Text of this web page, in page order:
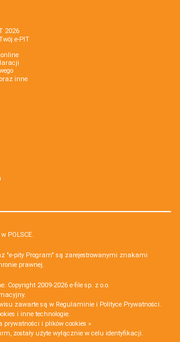
2026
e-PIT
online
inne
POLSCE.
"e-pity Program" są zarejestrowanymi znakami
prawnej.
Copyright 2009-2026 e-file sp. z o.o.
zawarte są w Regulaminie i Polityce Prywatności.
i inne technologie.
prywatności i plików cookies »
zostały użyte wyłącznie w celu identyfikacji.